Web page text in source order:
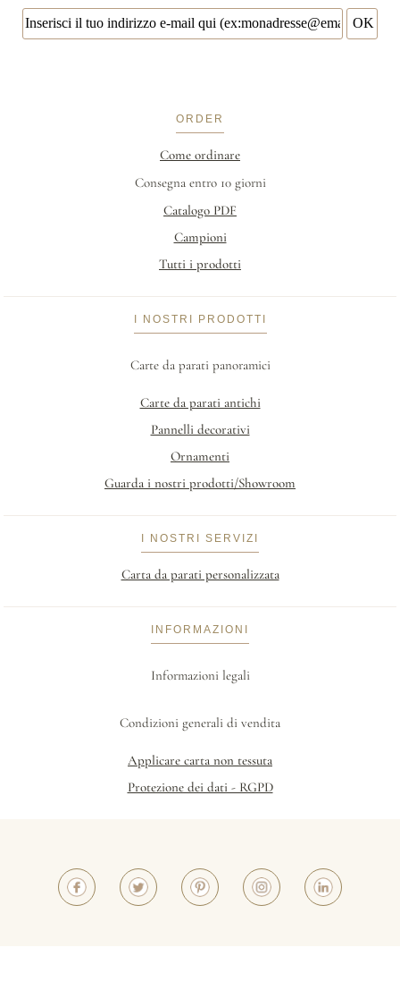
ORDER
Come ordinare
Consegna entro 10 giorni
Catalogo PDF
Campioni
Tutti i prodotti
I NOSTRI PRODOTTI
Carte da parati panoramici
Carte da parati antichi
Pannelli decorativi
Ornamenti
Guarda i nostri prodotti/Showroom
I NOSTRI SERVIZI
Carta da parati personalizzata
INFORMAZIONI
Informazioni legali
Condizioni generali di vendita
Applicare carta non tessuta
Protezione dei dati - RGPD